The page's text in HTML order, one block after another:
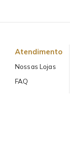
Atendimento
Nossas Lojas
FAQ